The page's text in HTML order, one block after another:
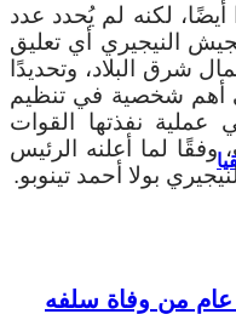
لكنه لم يُحدد عدد
النيجيري أي تعليق
شرق البلاد، وتحديدًا
أهم شخصية في تنظيم
نفذتها القوات
وفقًا لما أعلنه الرئيس
بولا أحمد تينوبو.
عام من وفاة سلفه